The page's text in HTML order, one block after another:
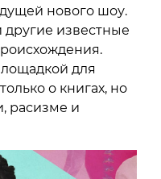
нового шоу.
другие известные
для
о книгах, но
расизме и